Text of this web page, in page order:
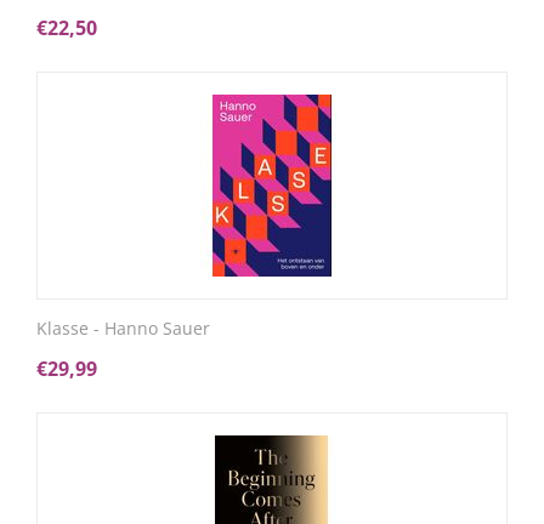
€22,50
Klasse - Hanno Sauer
€29,99